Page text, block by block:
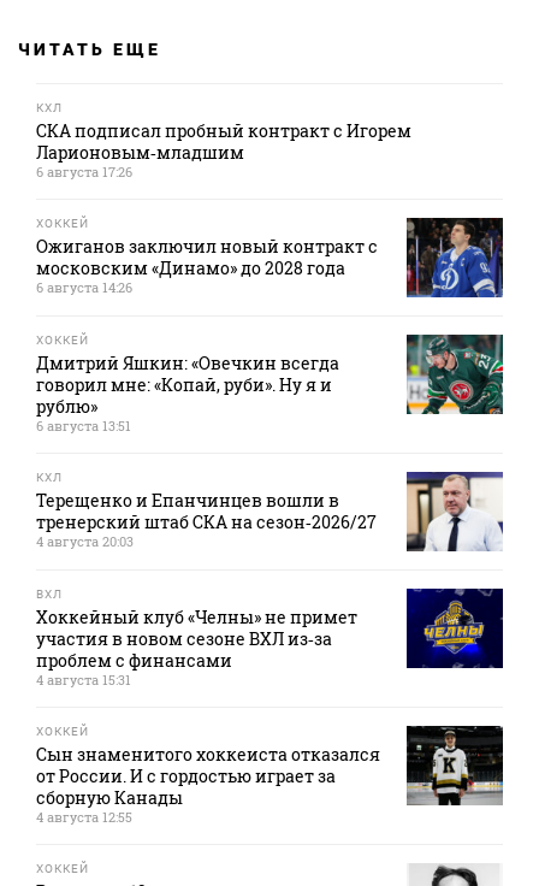
ЧИТАТЬ ЕЩЕ
КХЛ
СКА подписал пробный контракт с Игорем
Ларионовым‑младшим
6 августа 17:26
ХОККЕЙ
Ожиганов заключил новый контракт с
московским «Динамо» до 2028 года
6 августа 14:26
ХОККЕЙ
Дмитрий Яшкин: «Овечкин всегда
говорил мне: «Копай, руби». Ну я и
рублю»
6 августа 13:51
КХЛ
Терещенко и Епанчинцев вошли в
тренерский штаб СКА на сезон‑2026/27
4 августа 20:03
ВХЛ
Хоккейный клуб «Челны» не примет
участия в новом сезоне ВХЛ из‑за
проблем с финансами
4 августа 15:31
ХОККЕЙ
Сын знаменитого хоккеиста отказался
от России. И с гордостью играет за
сборную Канады
4 августа 12:55
ХОККЕЙ